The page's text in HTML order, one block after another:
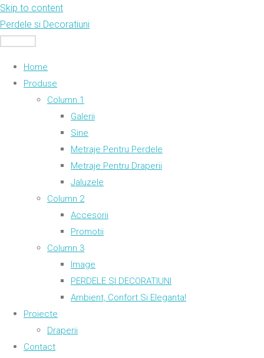
Skip to content
Perdele si Decoratiuni
Home
Produse
Column 1
Galerii
Sine
Metraje Pentru Perdele
Metraje Pentru Draperii
Jaluzele
Column 2
Accesorii
Promotii
Column 3
Image
PERDELE SI DECORATIUNI
Ambient, Confort Si Eleganta!
Proiecte
Draperii
Contact